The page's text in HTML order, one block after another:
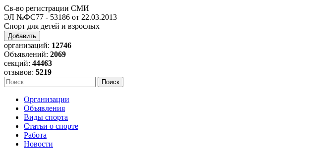
Св-во регистрации СМИ
ЭЛ №ФС77 - 53186 от 22.03.2013
Спорт для детей и взрослых
Добавить
организаций: 12746
Объявлений: 2069
секций: 44463
отзывов: 5219
Организации
Объявления
Виды спорта
Статьи о спорте
Работа
Новости